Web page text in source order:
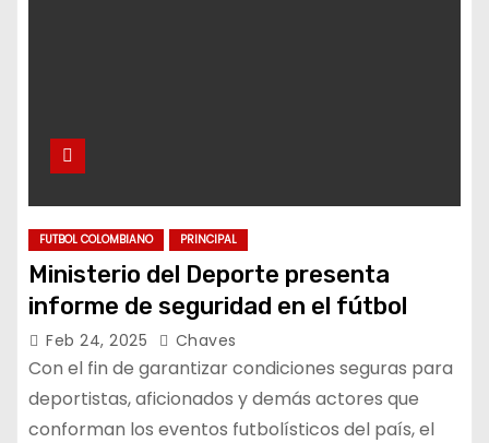
FUTBOL COLOMBIANO PRINCIPAL
Ministerio del Deporte presenta
informe de seguridad en el fútbol
Feb 24, 2025 Chaves
Con el fin de garantizar condiciones seguras para
deportistas, aficionados y demás actores que
conforman los eventos futbolísticos del país, el